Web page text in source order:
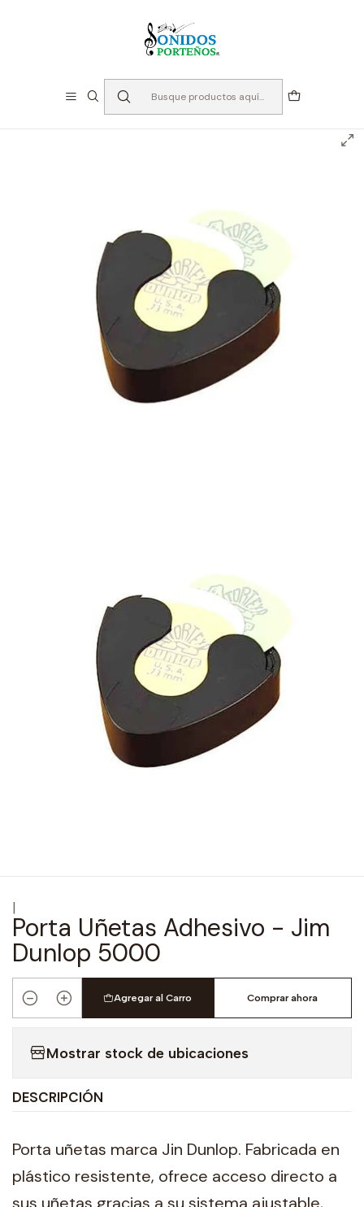
Instrumentos de Cuerda
|
Porta Uñetas Adhesivo - Jim
Dunlop 5000
Cantidad
Agregar al Carro Comprar ahora
Mostrar stock de ubicaciones
DESCRIPCIÓN
Porta uñetas marca Jin Dunlop. Fabricada en
plástico resistente, ofrece acceso directo a
sus uñetas gracias a su sistema ajustable,